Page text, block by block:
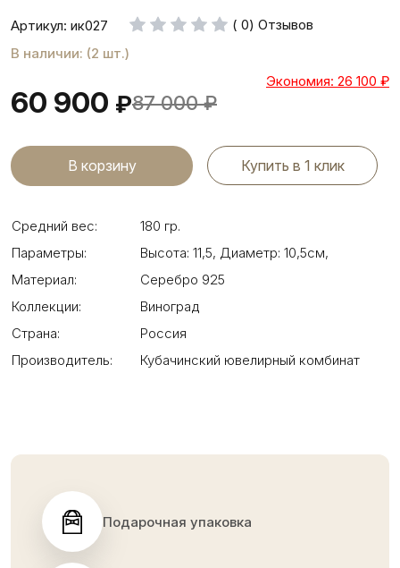
Артикул: ик027
( 0) Отзывов
В наличии: (2 шт.)
60 900 ₽87 000 ₽
Экономия: 26 100 ₽
Купить в 1 клик
Средний вес:
180 гр.
Параметры:
Высота: 11,5, Диаметр: 10,5см,
Материал:
Серебро 925
Коллекции:
Виноград
Страна:
Россия
Производитель:
Кубачинский ювелирный комбинат
Подарочная упаковка